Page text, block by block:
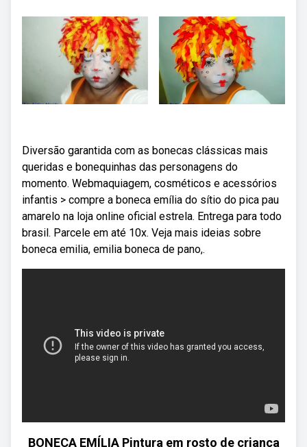
Diversão garantida com as bonecas clássicas mais
queridas e bonequinhas das personagens do
momento. Webmaquiagem, cosméticos e acessórios
infantis > compre a boneca emília do sítio do pica pau
amarelo na loja online oficial estrela. Entrega para todo
brasil. Parcele em até 10x. Veja mais ideias sobre
boneca emilia, emilia boneca de pano,.
BONECA EMÍLIA Pintura em rosto de criança